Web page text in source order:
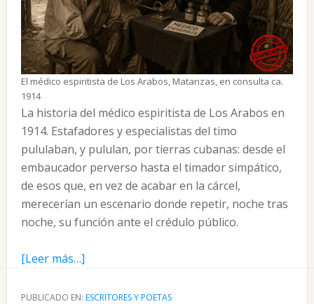
El médico espiritista de Los Arabos, Matanzas, en consulta ca.
1914
La historia del médico espiritista de Los Arabos en
1914. Estafadores y especialistas del timo
pululaban, y pululan, por tierras cubanas: desde el
embaucador perverso hasta el timador simpático,
de esos que, en vez de acabar en la cárcel,
merecerían un escenario donde repetir, noche tras
noche, su función ante el crédulo público.
[Leer más…]acerca
El
PUBLICADO EN: ESCRITORES Y POETAS